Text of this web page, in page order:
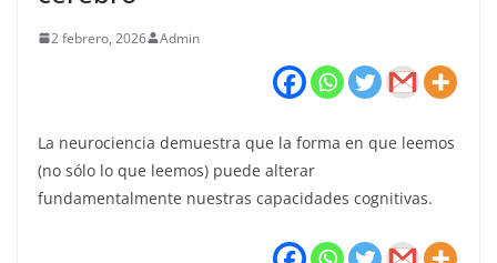
2 febrero, 2026 Admin
La neurociencia demuestra que la forma en que leemos
(no sólo lo que leemos) puede alterar
fundamentalmente nuestras capacidades cognitivas.